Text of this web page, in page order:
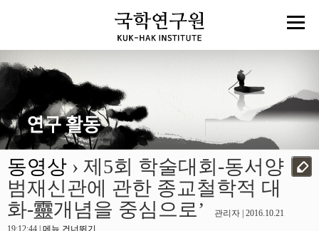
동영상 › 제5회 학술대회-동서양
범재신관에 관한 종교철학적 대
화-靈개념을 중심으로’
관리자 | 2016.10.21
19:12:44 | 메뉴 건너뛰기